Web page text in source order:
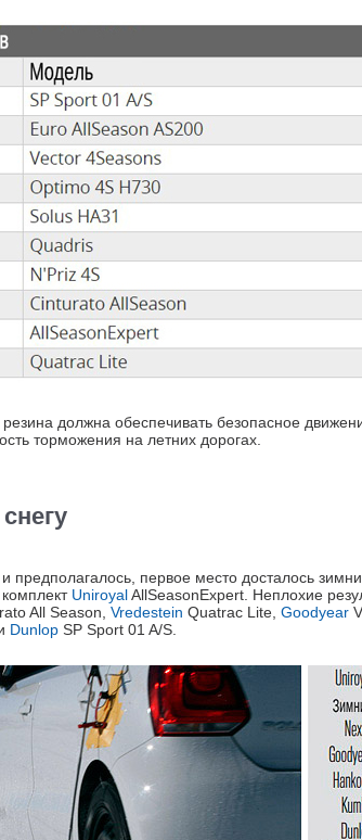
должна обеспечивать безопасное
торможения на летних дорогах.
предполагалось, первое место досталось
UniroyalAllSeasonExpert. Неплохие
All Season, Vredestein Quatrac Lite, Goodyear
Dunlop SP Sport 01 A/S.